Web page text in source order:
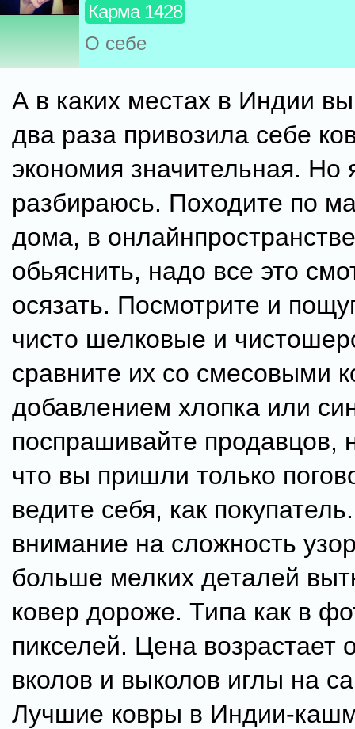
Карма 1428
О себе
А в каких местах в Индии
два раза привозила себе
экономия значительная. Но
разбираюсь. Походите по
дома, в
обьяснить, надо все это
осязать. Посмотрите и
чисто шелковые и
сравните их со смесовыми
добавлением хлопка или
поспрашивайте продавцов,
что вы пришли только
ведите себя, как
внимание на сложность
больше мелких деталей
ковер дороже. Типа как в
пикселей. Цена возрастает
вколов и выколов иглы на
Лучшие ковры в Индии-